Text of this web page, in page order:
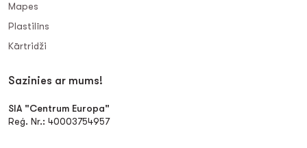
Mapes
Plastilīns
Kārtridži
Sazinies ar mums!
SIA "Centrum Europa"
Reģ. Nr.: 40003754957